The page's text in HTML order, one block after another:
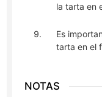
la tarta en
Es
tarta en el
NOTAS